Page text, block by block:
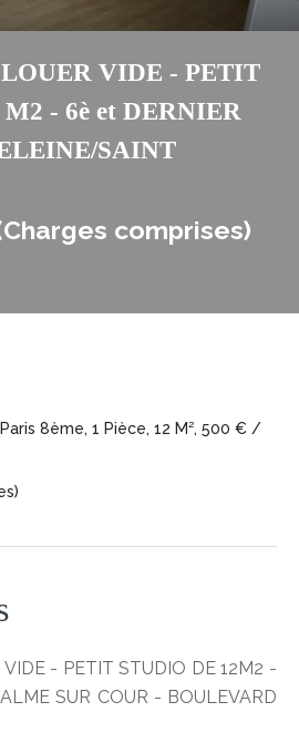
VIDE - PETIT
- 6è et DERNIER
SAINT
comprises)
8ème, 1 Pièce, 12 M², 500 € /
VIDE - PETIT STUDIO DE 12M2 -
SUR COUR - BOULEVARD